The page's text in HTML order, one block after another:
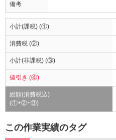
備考
小計(課税) (①)
消費税 (②)
小計(非課税) (③)
値引き (④)
総額(消費税込)
(①+②+③)
この作業実績のタグ